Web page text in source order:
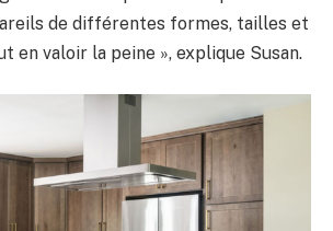
de différentes formes, tailles et
en valoir la peine », explique Susan.